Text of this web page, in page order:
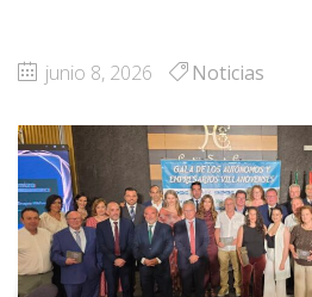
junio 8, 2026 Noticias